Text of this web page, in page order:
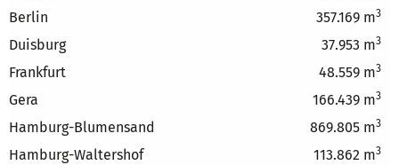
Berlin 357.169 m3
Duisburg 37.953 m3
Frankfurt 48.559 m3
Gera 166.439 m3
Hamburg-Blumensand 869.805 m3
Hamburg-Waltershof 113.862 m3